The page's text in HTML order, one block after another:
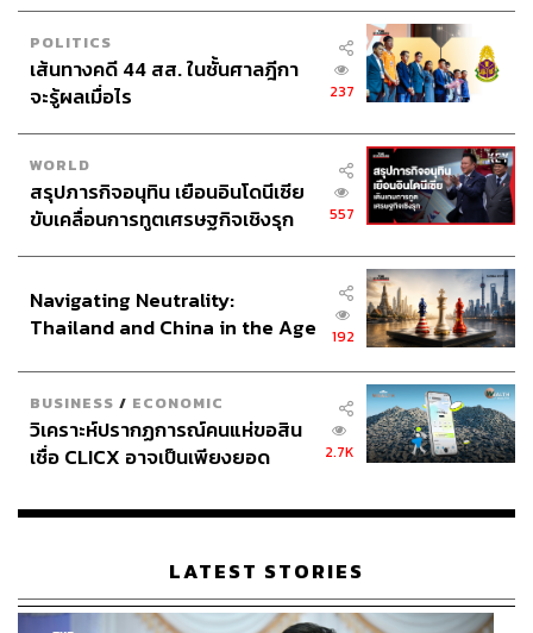
POLITICS
เส้นทางคดี 44 สส. ในชั้นศาลฎีกา
จะรู้ผลเมื่อไร
237
WORLD
สรุปภารกิจอนุทิน เยือนอินโดนีเซีย
ขับเคลื่อนการทูตเศรษฐกิจเชิงรุก
557
Navigating Neutrality:
Thailand and China in the Age
192
BUSINESS / ECONOMIC
วิเคราะห์ปรากฏการณ์คนแห่ขอสิน
เชื่อ CLICX อาจเป็นเพียงยอด
เรือนไทยที่ถูกซุกไว้
2.7K
LATEST STORIES